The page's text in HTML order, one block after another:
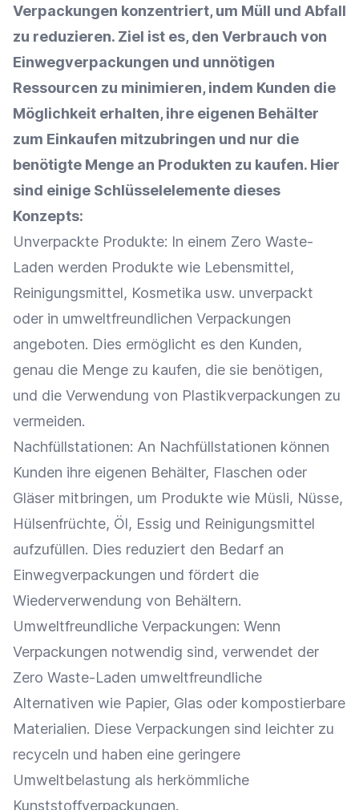
Verpackungen konzentriert, um Müll und Abfall
zu reduzieren. Ziel ist es, den Verbrauch von
Einwegverpackungen und unnötigen
Ressourcen zu minimieren, indem Kunden die
Möglichkeit erhalten, ihre eigenen Behälter
zum Einkaufen mitzubringen und nur die
benötigte Menge an Produkten zu kaufen. Hier
sind einige Schlüsselelemente dieses
Konzepts:
Unverpackte Produkte: In einem Zero Waste-
Laden werden Produkte wie Lebensmittel,
Reinigungsmittel, Kosmetika usw. unverpackt
oder in umweltfreundlichen Verpackungen
angeboten. Dies ermöglicht es den Kunden,
genau die Menge zu kaufen, die sie benötigen,
und die Verwendung von Plastikverpackungen zu
vermeiden.
Nachfüllstationen: An Nachfüllstationen können
Kunden ihre eigenen Behälter, Flaschen oder
Gläser mitbringen, um Produkte wie Müsli, Nüsse,
Hülsenfrüchte, Öl, Essig und Reinigungsmittel
aufzufüllen. Dies reduziert den Bedarf an
Einwegverpackungen und fördert die
Wiederverwendung von Behältern.
Umweltfreundliche Verpackungen: Wenn
Verpackungen notwendig sind, verwendet der
Zero Waste-Laden umweltfreundliche
Alternativen wie Papier, Glas oder kompostierbare
Materialien. Diese Verpackungen sind leichter zu
recyceln und haben eine geringere
Umweltbelastung als herkömmliche
Kunststoffverpackungen.